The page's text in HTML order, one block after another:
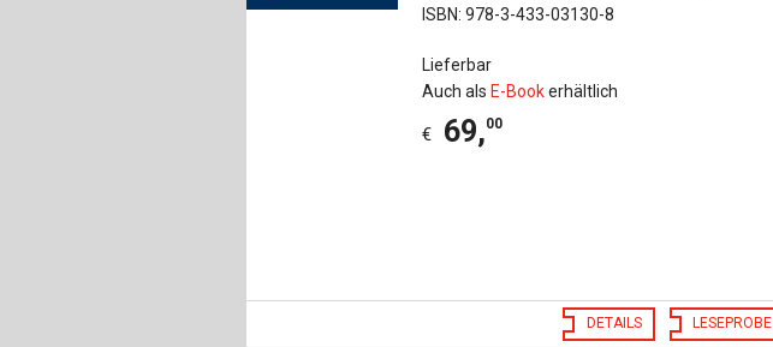
ISBN: 978-3-433-03130-8
Lieferbar
Auch alsE-Bookerhältlich
€ 69,00
DETAILS LESEPROBE